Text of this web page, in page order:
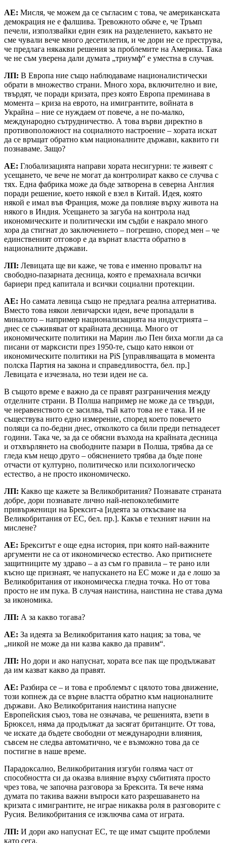
АЕ: Мисля, че можем да се съгласим с това, че американската
демокрация не е фалшива. Тревожното обаче е, че Тръмп
печели, използвайки един език на разделението, какъвто не
сме чували вече много десетилетия, и че дори не се преструва,
че предлага някакви решения за проблемите на Америка. Така
че не съм уверена дали думата „триумф“ е уместна в случая.
ЛП: В Европа ние също наблюдаваме националистически
обрати в множество страни. Много хора, включително и вие,
твърдят, че поради кризата, през която Европа преминава в
момента – криза на еврото, на имигрантите, войната в
Украйна – ние се нуждаем от повече, а не по-малко,
международно сътрудничество. А това върви директно в
противоположност на социалното настроение – хората искат
да се връщат обратно към националните държави, каквито ги
познаваме. Защо?
АЕ: Глобализацията направи хората несигурни: те живеят с
усещането, че вече не могат да контролират какво се случва с
тях. Една фабрика може да бъде затворена в северна Англия
поради решение, което някой е взел в Китай. Идея, която
някой е имал във Франция, може да повлияе върху живота на
някого в Индия. Усещането за загуба на контрола над
икономическите и политически им съдби е накрало много
хора да стигнат до заключението – погрешно, според мен – че
единственият отговор е да върнат властта обратно в
националните държави.
ЛП: Левицата ще ви каже, че това е именно провалът на
свободно-пазарната десница, която е премахнала всички
бариери пред капитала и всички социални протекции.
АЕ: Но самата левица също не предлага реална алтернатива.
Вместо това някои левичарски идеи, вече пропадали в
миналото – например национализацията на индустрията –
днес се съживяват от крайната десница. Много от
икономическите политики на Марин льо Пен биха могли да са
писани от марксисти през 1950-те, също като някои от
икономическите политики на PiS [управляващата в момента
полска Партия на закона и справедливостта, бел. пр.]
Левицата е изчезнала, но тези идеи не са.
В същото време е важно да се правят разграничения между
отделните страни. В Полша например не може да се твърди,
че неравенството се засилва, тъй като това не е така. И не
съществува нито едно измерение, според което повечето
поляци са по-бедни днес, отколкото са били преди петнадесет
години. Така че, за да се обясни възхода на крайната десница
и отхвърлянето на свободните пазари в Полша, трябва да се
гледа към нещо друго – обяснението трябва да бъде поне
отчасти от културно, политическо или психологическо
естество, а не просто икономическо.
ЛП: Какво ще кажете за Великобритания? Познавате страната
добре, дори познавате лично най-непоколебимите
привърженици на Брексит-а [идеята за откъсване на
Великобритания от ЕС, бел. пр.]. Какъв е техният начин на
мислене?
АЕ: Брекситът е още една история, при която най-важните
аргументи не са от икономическо естество. Ако притиснете
защитниците му здраво – а аз съм го правила – те рано или
късно ще признаят, че напускането на ЕС може и да е лошо за
Великобритания от икономическа гледна точка. Но от това
просто не им пука. В случая наистина, наистина не става дума
за икономика.
ЛП: А за какво тогава?
АЕ: За идеята за Великобритания като нация; за това, че
„никой не може да ни казва какво да правим“.
ЛП: Но дори и ако напуснат, хората все пак ще продължават
да им казват какво да правят.
АЕ: Разбира се – и това е проблемът с цялото това движение,
този копнеж да се върне властта обратно към националните
държави. Ако Великобритания наистина напусне
Европейския съюз, това не означава, че решенията, взети в
Брюксел, няма да продължат да засягат британците. От това,
че искате да бъдете свободни от международни влияния,
съвсем не следва автоматично, че е възможно това да се
постигне в наше време.
Парадоксално, Великобритания изгуби голяма част от
способността си да оказва влияние върху събитията просто
чрез това, че започна разговора за Брексита. Тя вече няма
думата по такива важни въпроси като разрешаването на
кризата с имигрантите, не играе никаква роля в разговорите с
Русия. Великобритания се изключва сама от играта.
ЛП: И дори ако напуснат ЕС, те ще имат същите проблеми
като сега.